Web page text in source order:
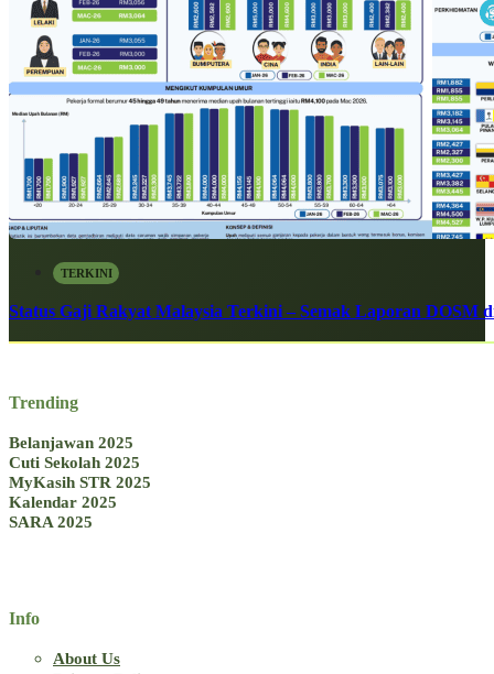
TERKINI
Status Gaji Rakyat Malaysia Terkini – Semak Laporan DOSM
Trending
Belanjawan 2025
Cuti Sekolah 2025
MyKasih STR 2025
Kalendar 2025
SARA 2025
Info
About Us